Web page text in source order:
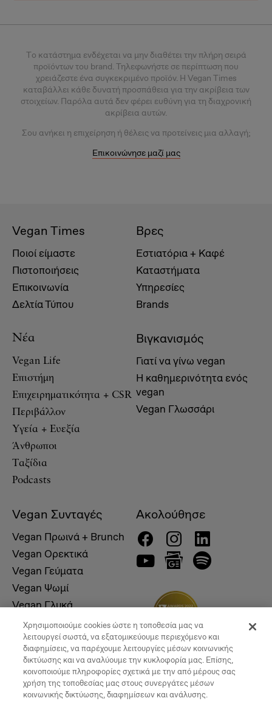
Tο κατάστημα ενδέχεται να μην διαθέτει την πλήρη σειρά
προϊόντων του brand. Τηλεφωνήστε σε περίπτωση που
χρειάζεστε ένα συγκεκριμένο προϊόν. Η Vegan Times
καταβάλλει κάθε δυνατή προσπάθεια για την ακρίβεια των
στοιχείων. Παρόλα αυτά δεν φέρει ευθύνη για τη διαχρονική
ακρίβεια αυτών.
Σου ανήκει η επιχείρηση ή θέλειςνα προτείνεις μια αλλαγή;
Επικοινώνησε μαζί μας
Vegan Times
Ποιοί είμαστε
Πιστοποιήσεις
Επικοινωνία
Δελτία Τύπου
Βρες
Εστιατόρια + Καφέ
Καταστήματα
Υπηρεσίες
Brands
Νέα
Vegan Life
Επιστήμη
Επιχειρηματικότητα + CSR
Περιβάλλον
Υγεία + Ευεξία
Άνθρωποι
Ταξίδια
Podcasts
Βιγκανισμός
Γιατί να γίνω vegan
Η καθημερινότητα ενός
vegan
Vegan Γλωσσάρι
Vegan Συνταγές
Vegan Πρωινά + Brunch
Vegan Ορεκτικά
Vegan Γεύματα
Vegan Ψωμί
Vegan Γλυκά
Ακολούθησε
Χρησιμοποιούμε cookies ώστε η τοποθεσία μας να
λειτουργεί σωστά, να εξατομικεύουμε περιεχόμενο και
διαφημίσεις, να παρέχουμε λειτουργίες μέσων κοινωνικής
δικτύωσης και να αναλύουμε την κυκλοφορία μας. Επίσης,
κοινοποιούμε πληροφορίες σχετικά με την από μέρους σας
χρήση της τοποθεσίας μας στους συνεργάτες μέσων
κοινωνικής δικτύωσης, διαφημίσεων και ανάλυσης.